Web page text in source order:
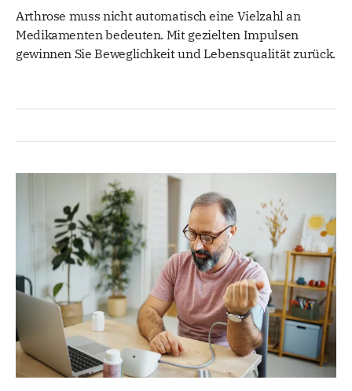
Arthrose muss nicht automatisch eine Vielzahl an
Medikamenten bedeuten. Mit gezielten Impulsen
gewinnen Sie Beweglichkeit und Lebensqualität zurück.